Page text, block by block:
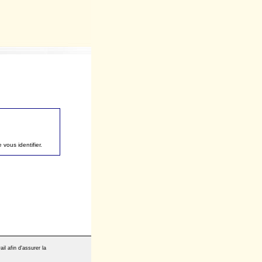
vous identifier.
afin d'assurer la